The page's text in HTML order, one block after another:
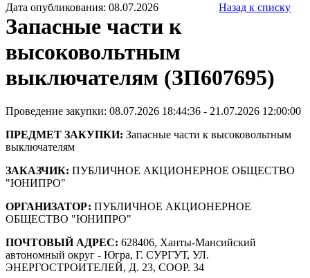
Дата опубликования: 08.07.2026 Назад к списку
Запасные части к
высоковольтным
выключателям (ЗП607695)
Проведение закупки: 08.07.2026 18:44:36 - 21.07.2026 12:00:00
ПРЕДМЕТ ЗАКУПКИ: Запасные части к высоковольтным
выключателям
ЗАКАЗЧИК: ПУБЛИЧНОЕ АКЦИОНЕРНОЕ ОБЩЕСТВО
"ЮНИПРО"
ОРГАНИЗАТОР: ПУБЛИЧНОЕ АКЦИОНЕРНОЕ
ОБЩЕСТВО "ЮНИПРО"
ПОЧТОВЫЙ АДРЕС: 628406, Ханты-Мансийский
автономный округ - Югра, Г. СУРГУТ, УЛ.
ЭНЕРГОСТРОИТЕЛЕЙ, Д. 23, СООР. 34